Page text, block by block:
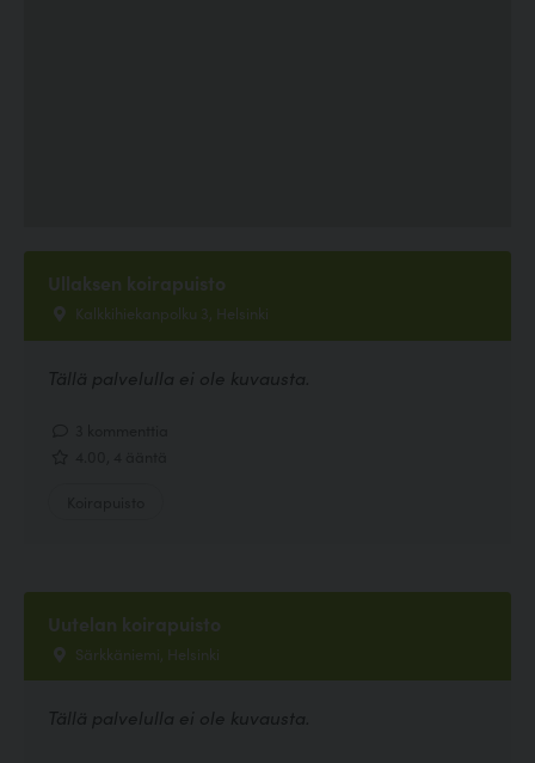
Ullaksen koirapuisto
Kalkkihiekanpolku 3, Helsinki
Tällä palvelulla ei ole kuvausta.
Uutelan koirapuisto
Särkkäniemi, Helsinki
Tällä palvelulla ei ole kuvausta.